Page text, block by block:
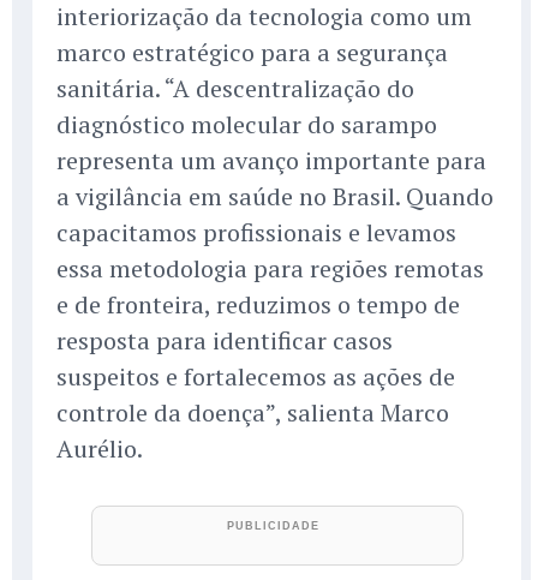
interiorização da tecnologia como um
marco estratégico para a segurança
sanitária. “A descentralização do
diagnóstico molecular do sarampo
representa um avanço importante para
a vigilância em saúde no Brasil. Quando
capacitamos profissionais e levamos
essa metodologia para regiões remotas
e de fronteira, reduzimos o tempo de
resposta para identificar casos
suspeitos e fortalecemos as ações de
controle da doença”, salienta Marco
Aurélio.